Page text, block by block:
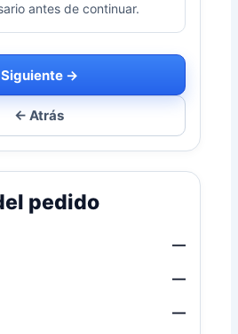
antes de continuar.
← Atrás
Siguiente →
pedido
—
—
—